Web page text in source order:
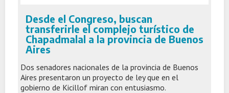
Desde el Congreso, buscan
transferirle el complejo turístico de
Chapadmalal a la provincia de Buenos
Aires
Dos senadores nacionales de la provincia de Buenos
Aires presentaron un proyecto de ley que en el
gobierno de Kicillof miran con entusiasmo.